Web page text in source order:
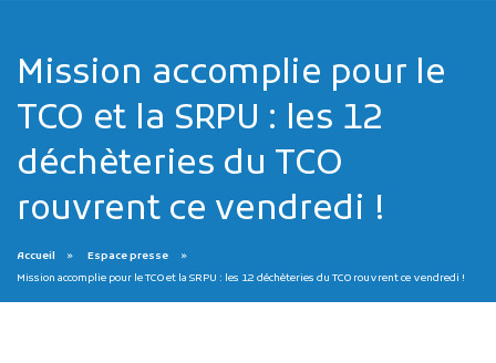
Espace Pédagogique
RECHERCHE
Mission accomplie pour le
TCO et la SRPU : les 12
déchèteries du TCO
rouvrent ce vendredi !
Accueil
Espace presse
Mission accomplie pour le TCO et la SRPU : les 12 déchèteries du TCO rouvrent ce vendredi !